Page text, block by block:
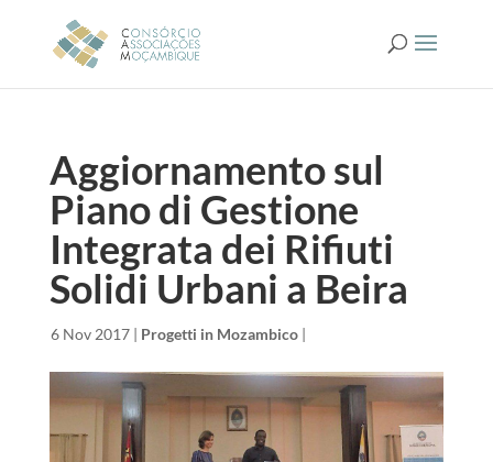
Aggiornamento sul
Piano di Gestione
Integrata dei Rifiuti
Solidi Urbani a Beira
6 Nov 2017| Progetti in Mozambico|